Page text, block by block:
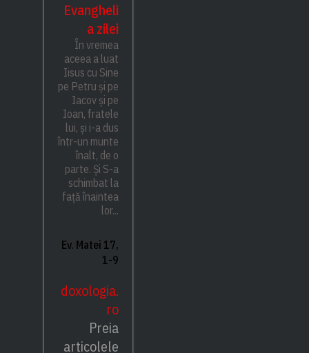
Evangheli
a zilei
În vremea
aceea a luat
Iisus cu Sine
pe Petru și pe
Iacov și pe
Ioan, fratele
lui, și i-a dus
într-un munte
înalt, de o
parte. Și S-a
schimbat la
față înaintea
lor...
Ev. Matei 17,
1-9
doxologia.
ro
Preia
articolele